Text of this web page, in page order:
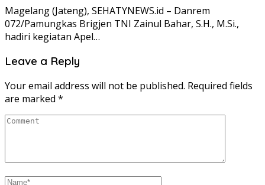
Magelang (Jateng), SEHATYNEWS.id – Danrem
072/Pamungkas Brigjen TNI Zainul Bahar, S.H., M.Si.,
hadiri kegiatan Apel…
Leave a Reply
Your email address will not be published. Required fields
are marked *